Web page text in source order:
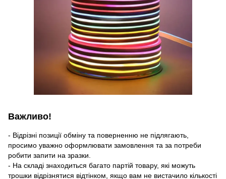
Важливо!
- Відрізні позиції обміну та поверненню не підлягають,
просимо уважно оформлювати замовлення та за потреби
робити запити на зразки.
- На складі знаходиться багато партій товару, які можуть
трошки відрізнятися відтінком, якщо вам не вистачило кількості